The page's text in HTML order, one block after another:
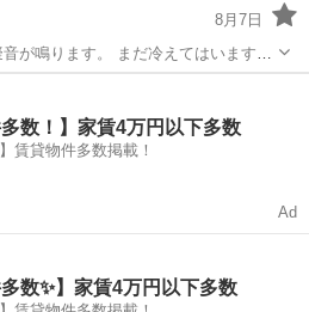
8月7日
が鳴ります。 まだ冷えてはいます
す。 詳しい方。、見て頂きたいで
多数！】家賃4万円以下多数
賃貸物件多数掲載！
Ad
多数✨】家賃4万円以下多数